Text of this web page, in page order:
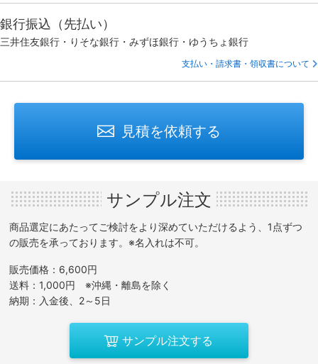
銀行振込（先払い）
三井住友銀行・りそな銀行・みずほ銀行・ゆうちょ銀行
支払い・請求書・領収書について
見積を依頼する
サンプル注文
商品選定にあたってご検討をより深めていただけるよう、1点ずつ
の販売を承っております。※名入れは不可。
販売価格：6,600円
送料：1,000円 ※沖縄・離島を除く
納期：入金後、2～5日
サンプル注文する